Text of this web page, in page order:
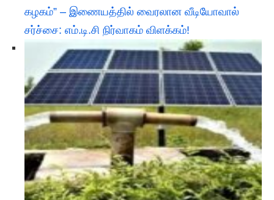
கழகம்” – இணையத்தில் வைரலான வீடியோவால்
சர்ச்சை: எம்.டி.சி நிர்வாகம் விளக்கம்!